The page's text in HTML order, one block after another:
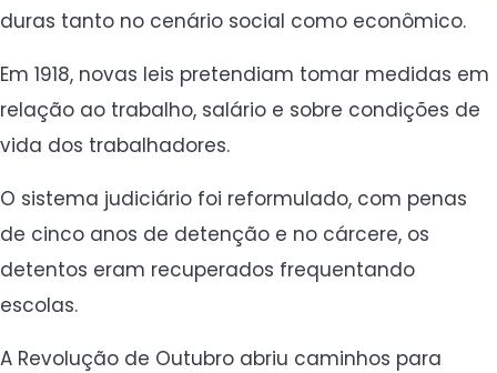
duras tanto no cenário social como econômico.
Em 1918, novas leis pretendiam tomar medidas em
relação ao trabalho, salário e sobre condições de
vida dos trabalhadores.
O sistema judiciário foi reformulado, com penas
de cinco anos de detenção e no cárcere, os
detentos eram recuperados frequentando
escolas.
A Revolução de Outubro abriu caminhos para